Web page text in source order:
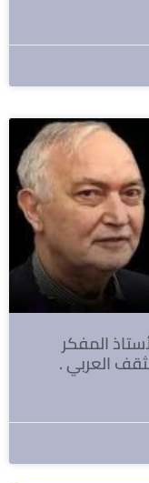
المفكر
العربي .